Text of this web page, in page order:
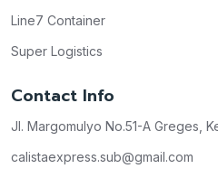
Line7 Container
Super Logistics
Contact Info
Jl. Margomulyo No.51-A Greges,
calistaexpress.sub@gmail.com